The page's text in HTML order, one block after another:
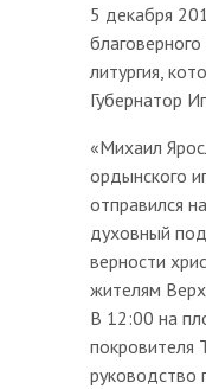
5 декабря
литургия,
Губернатор
«Михаил
ордынского
отправился
духовный
верности
жителям
В 12:00 на
покровителя
руководство